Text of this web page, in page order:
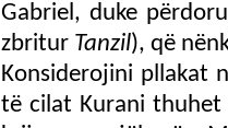
Gabriel, duke
zbritur Tanzil), që
Konsiderojini pllakat
të cilat Kurani